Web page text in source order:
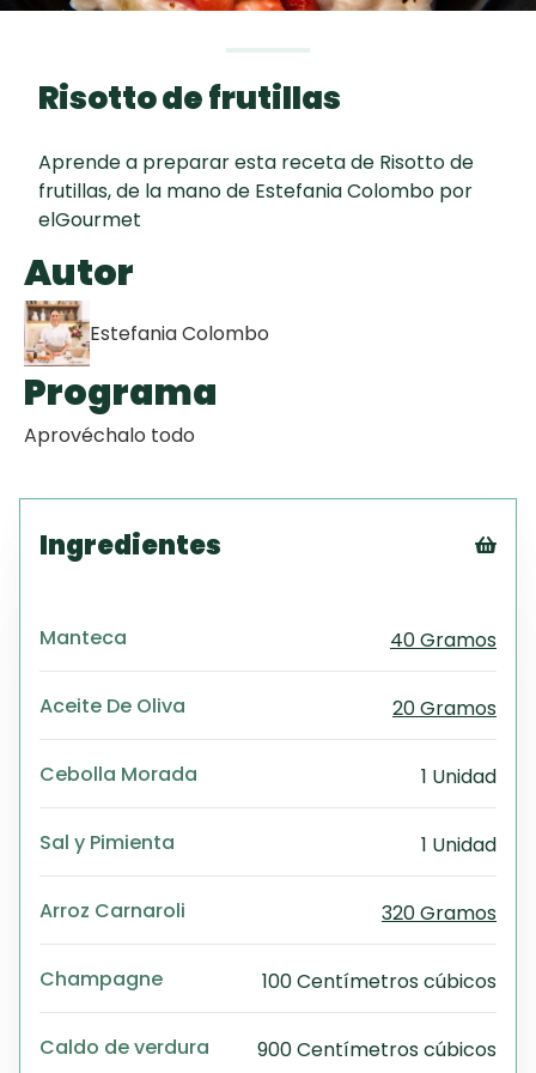
Key Lime Pie
Risotto de frutillas
Aprende a preparar esta receta de Risotto de
frutillas, de la mano de Estefania Colombo por
elGourmet
Autor
Estefania Colombo
Programa
Aprovéchalo todo
Ingredientes
Manteca 40 Gramos
Aceite De Oliva 20 Gramos
Cebolla Morada 1 Unidad
Sal y Pimienta 1 Unidad
Arroz Carnaroli 320 Gramos
Champagne 100 Centímetros cúbicos
Caldo de verdura 900 Centímetros cúbicos